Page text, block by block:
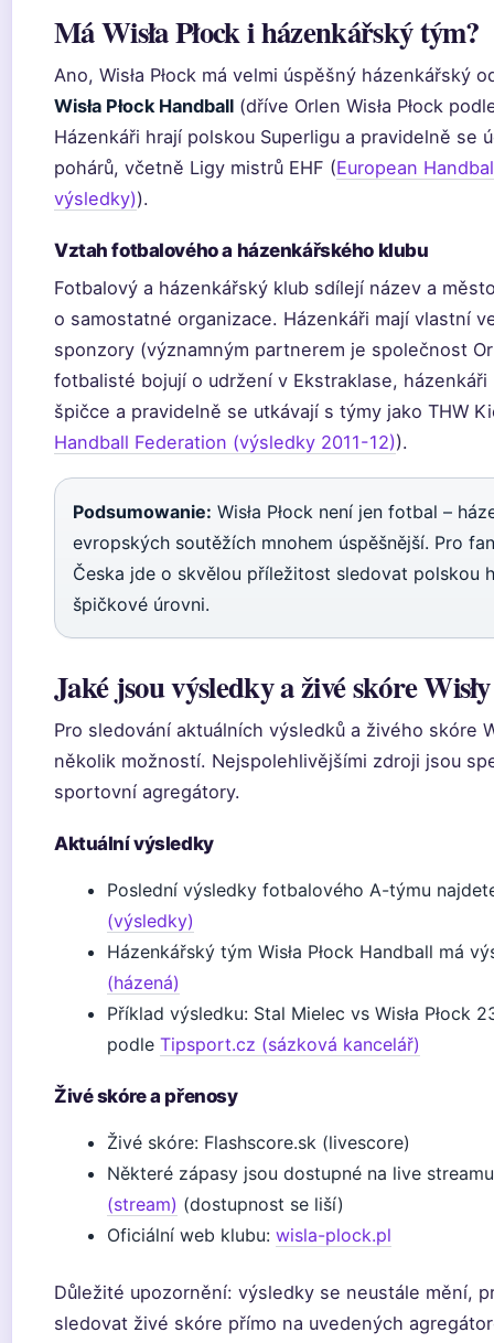
Má Wisła Płock i házenkářský tým?
Ano, Wisła Płock má velmi úspěšný házenkářský
Wisła Płock Handball (dříve Orlen Wisła Płock
Házenkáři hrají polskou Superligu a pravidelně se
pohárů, včetně Ligy mistrů EHF (European
výsledky)).
Vztah fotbalového a házenkářského klubu
Fotbalový a házenkářský klub sdílejí název a
o samostatné organizace. Házenkáři mají vlastní
sponzory (významným partnerem je společnost
fotbalisté bojují o udržení v Ekstraklase,
špičce a pravidelně se utkávají s týmy jako THW
Handball Federation (výsledky 2011-12)).
Podsumowanie: Wisła Płock není jen fotbal –
evropských soutěžích mnohem úspěšnější. Pro
Česka jde o skvělou příležitost sledovat polskou
špičkové úrovni.
Jaké jsou výsledky a živé skóre Wisły
Pro sledování aktuálních výsledků a živého skóre
několik možností. Nejspolehlivějšími zdroji jsou
sportovní agregátory.
Aktuální výsledky
Poslední výsledky fotbalového A-týmu
(výsledky)
Házenkářský tým Wisła Płock Handball má
(házená)
Příklad výsledku: Stal Mielec vs Wisła Płock
podle Tipsport.cz (sázková kancelář)
Živé skóre a přenosy
Živé skóre: Flashscore.sk (livescore)
Některé zápasy jsou dostupné na live
(stream) (dostupnost se liší)
Oficiální web klubu: wisla-plock.pl
Důležité upozornění: výsledky se neustále mění,
sledovat živé skóre přímo na uvedených